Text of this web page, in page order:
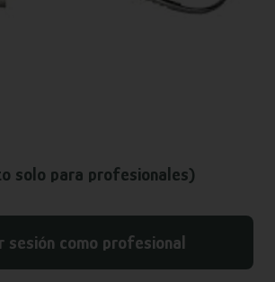
solo para profesionales)
sesión como profesional